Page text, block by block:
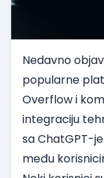
Nedavno
popularne
Overflow i
integraciju
sa ChatGPT-
među